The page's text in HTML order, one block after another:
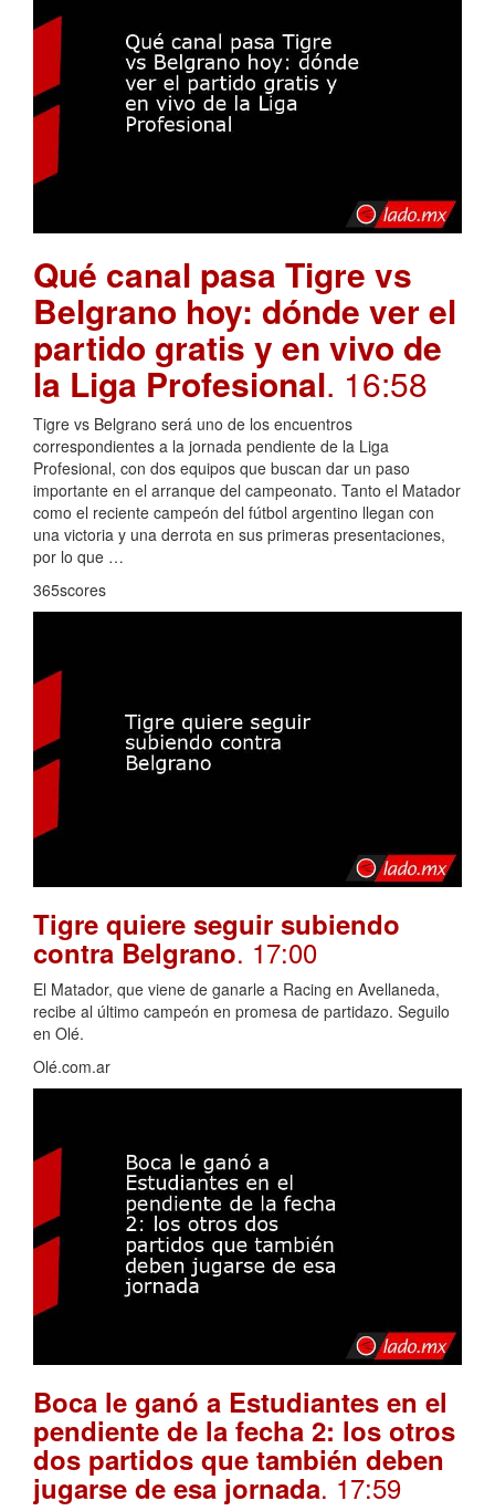
Qué canal pasa Tigre vs
Belgrano hoy: dónde ver el
partido gratis y en vivo de
la Liga Profesional. 16:58
Tigre vs Belgrano será uno de los encuentros
correspondientes a la jornada pendiente de la Liga
Profesional, con dos equipos que buscan dar un paso
importante en el arranque del campeonato. Tanto el Matador
como el reciente campeón del fútbol argentino llegan con
una victoria y una derrota en sus primeras presentaciones,
por lo que …
365scores
Tigre quiere seguir subiendo
contra Belgrano. 17:00
El Matador, que viene de ganarle a Racing en Avellaneda,
recibe al último campeón en promesa de partidazo. Seguilo
en Olé.
Olé.com.ar
Boca le ganó a Estudiantes en el
pendiente de la fecha 2: los otros
dos partidos que también deben
jugarse de esa jornada. 17:59